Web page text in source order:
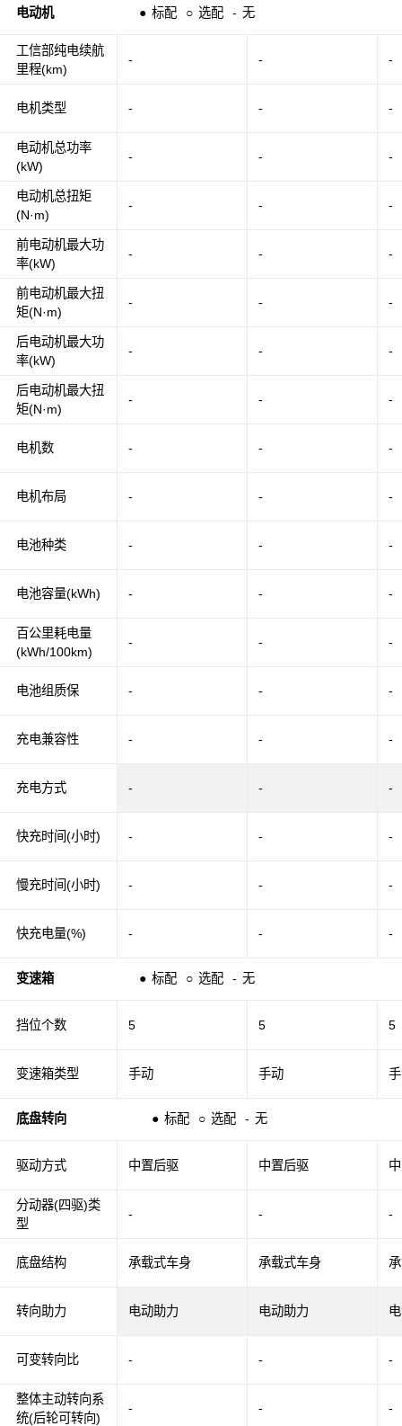
电动机 ● 标配 ○ 选配 - 无
工信部纯电续航
里程(km)
电机类型
电动机总功率
(kW)
电动机总扭矩
(N·m)
前电动机最大功
率(kW)
前电动机最大扭
矩(N·m)
后电动机最大功
率(kW)
后电动机最大扭
矩(N·m)
电机数
电机布局
电池种类
电池容量(kWh)
百公里耗电量
(kWh/100km)
电池组质保
充电兼容性
充电方式
快充时间(小时)
慢充时间(小时)
快充电量(%)
变速箱 ● 标配 ○ 选配 - 无
挡位个数
变速箱类型
底盘转向 ● 标配 ○ 选配 - 无
驱动方式
分动器(四驱)类
型
底盘结构
转向助力
可变转向比
整体主动转向系
统(后轮可转向)
- - -
- - -
- - -
- - -
- - -
- - -
- - -
- - -
- - -
- - -
- - -
- - -
- - -
- - -
- - -
- - -
- - -
- - -
- - -
5 5 5
手动 手动
中置后驱 中置后驱
- - -
承载式车身 承载式车身
电动助力 电动助力
- - -
- - -